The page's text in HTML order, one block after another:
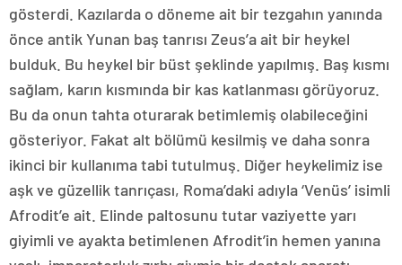
gösterdi. Kazılarda o döneme ait bir tezgahın yanında
önce antik Yunan baş tanrısı Zeus’a ait bir heykel
bulduk. Bu heykel bir büst şeklinde yapılmış. Baş kısmı
sağlam, karın kısmında bir kas katlanması görüyoruz.
Bu da onun tahta oturarak betimlemiş olabileceğini
gösteriyor. Fakat alt bölümü kesilmiş ve daha sonra
ikinci bir kullanıma tabi tutulmuş. Diğer heykelimiz ise
aşk ve güzellik tanrıçası, Roma’daki adıyla ‘Venüs’ isimli
Afrodit’e ait. Elinde paltosunu tutar vaziyette yarı
giyimli ve ayakta betimlenen Afrodit’in hemen yanına